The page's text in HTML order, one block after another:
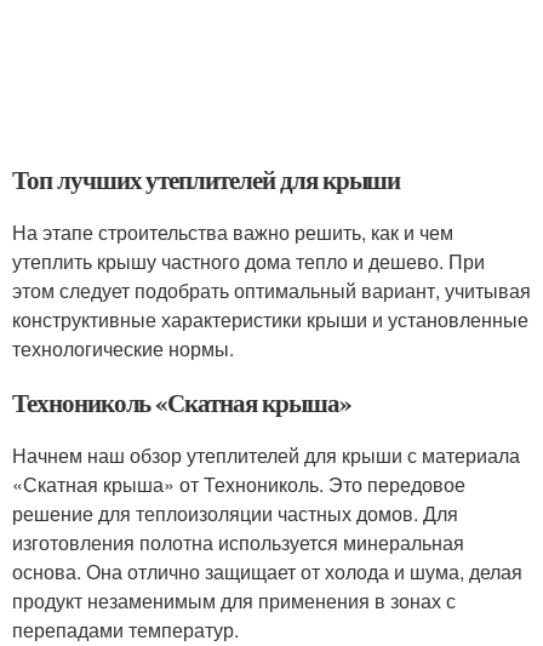
Топ лучших утеплителей для крыши
На этапе строительства важно решить, как и чем
утеплить крышу частного дома тепло и дешево. При
этом следует подобрать оптимальный вариант, учитывая
конструктивные характеристики крыши и установленные
технологические нормы.
Технониколь «Скатная крыша»
Начнем наш обзор утеплителей для крыши с материала
«Скатная крыша» от Технониколь. Это передовое
решение для теплоизоляции частных домов. Для
изготовления полотна используется минеральная
основа. Она отлично защищает от холода и шума, делая
продукт незаменимым для применения в зонах с
перепадами температур.